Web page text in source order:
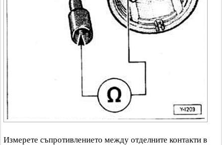
Измерете съпротивлението между отделните контакти в